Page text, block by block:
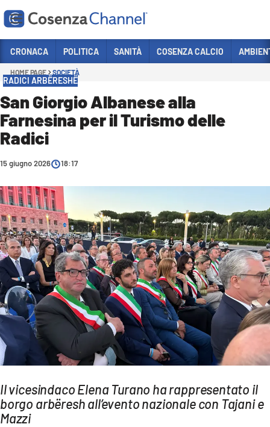
Sezioni
CRONACA
POLITICA
COSENZA CALCIO
ECONOMIA E LAVORO
SANITÀ
SPORT
CULTURA
AMBIENTE
Streaming
LAC TV
LAC NETWORK
LAC ONAIR
LaC
Network
CRONACA POLITICA SANITÀ COSENZA CALCIO
HOME PAGE SOCIETÀ
RADICI ARBËRESHË
San Giorgio Albanese alla
Farnesina per il Turismo delle
Radici
15 giugno 2026 18:17
Il vicesindaco Elena Turano ha rappresentato il
borgo arbëresh all’evento nazionale con Tajani e
Mazzi